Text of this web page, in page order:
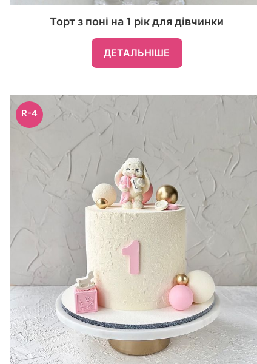
Торт з поні на 1 рік для дівчинки
ДЕТАЛЬНІШЕ
R-4